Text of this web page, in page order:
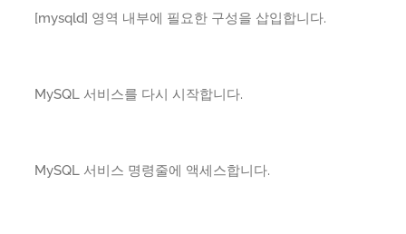
[mysqld] 영역 내부에 필요한 구성을 삽입합니다.
MySQL 서비스를 다시 시작합니다.
MySQL 서비스 명령줄에 액세스합니다.